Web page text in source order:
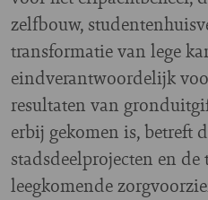
zelfbouw,
transformatie van lege
eindverantwoordelijk
resultaten van
erbij gekomen is, betreft
stadsdeelprojecten en
leegkomende